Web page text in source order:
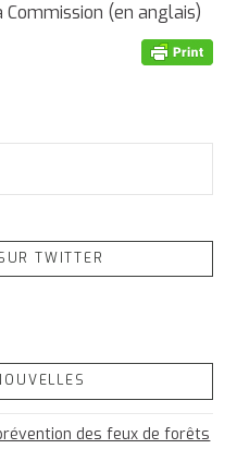
Commission (en anglais)
TWITTER
des feux de forêts